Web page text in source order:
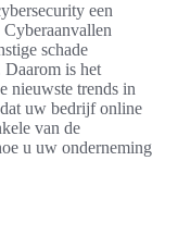
een
schade
Daarom is het
nieuwste trends in
uw bedrijf online
van de
u uw onderneming